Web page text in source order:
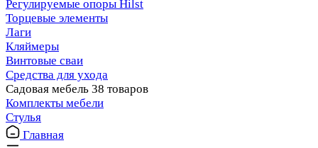
Регулируемые опоры Hilst
Торцевые элементы
Лаги
Кляймеры
Винтовые сваи
Средства для ухода
Садовая мебель 38 товаров
Комплекты мебели
Стулья
Главная